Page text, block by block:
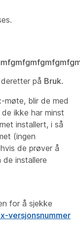
på Bruk.
møte, blir de med
ikke har minst
installert, i så
(ingen
de prøver å
installere
for å sjekke
versjonsnummer